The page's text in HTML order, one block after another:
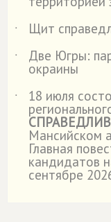
˙
Щит
˙
Две Югры:
окраины
˙
18 июля
Мансийском
Главная
кандидатов
сентябре